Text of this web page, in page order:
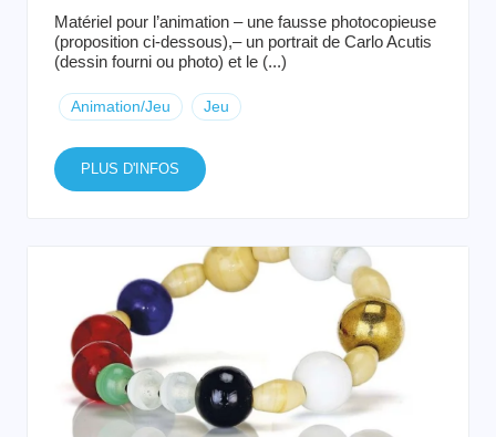
Matériel pour l’animation – une fausse photocopieuse
(proposition ci-dessous),– un portrait de Carlo Acutis
(dessin fourni ou photo) et le (...)
Animation/Jeu Jeu
PLUS D'INFOS